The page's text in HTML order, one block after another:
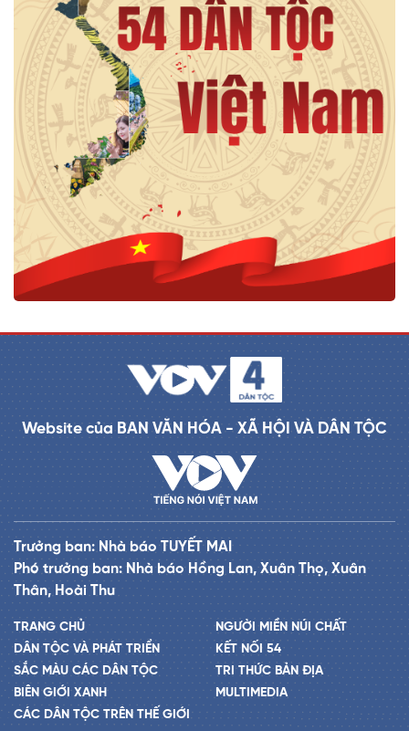
Website của BAN VĂN HÓA - XÃ HỘI VÀ DÂN TỘC
Trưởng ban: Nhà báo TUYẾT MAI
Phó trưởng ban: Nhà báo Hồng Lan, Xuân Thọ, Xuân
Thân, Hoài Thu
TRANG CHỦ
DÂN TỘC VÀ PHÁT TRIỂN
SẮC MÀU CÁC DÂN TỘC
BIÊN GIỚI XANH
CÁC DÂN TỘC TRÊN THẾ GIỚI
NGƯỜI MIỀN NÚI CHẤT
KẾT NỐI 54
TRI THỨC BẢN ĐỊA
MULTIMEDIA